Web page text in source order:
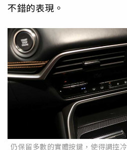
不錯的表現。
仍保留多數的實體按鍵，使得調控